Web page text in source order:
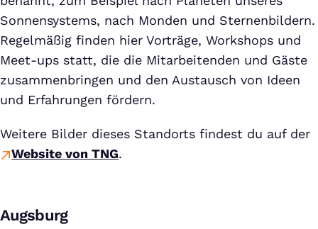
Sonnensystems, nach Monden und Sternenbildern.
Regelmäßig finden hier Vorträge, Workshops und
Meet-ups statt, die die Mitarbeitenden und Gäste
zusammenbringen und den Austausch von Ideen
und Erfahrungen fördern.
Weitere Bilder dieses Standorts findest du auf der
Website von TNG.
Augsburg